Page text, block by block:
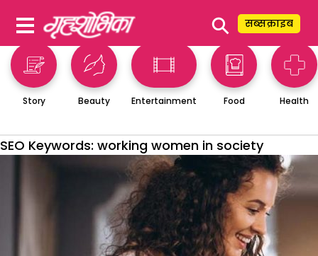
⚲ सब्सक्राइब
Story Beauty Entertainment Food Health
SEO Keywords: working women in society